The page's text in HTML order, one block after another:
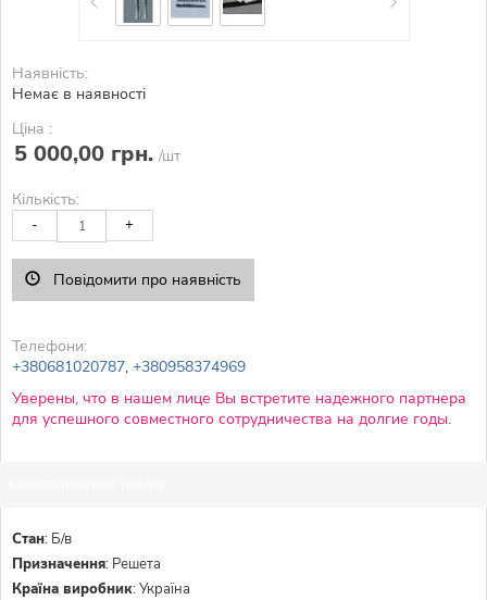
Наявність:
Немає в наявності
Ціна :
5 000,00 грн. /шт
Кількість:
- +
Повідомити про наявність
Телефони:
+380681020787, +380958374969
Уверены, что в нашем лице Вы встретите надежного партнера
для успешного совместного сотрудничества на долгие годы.
Стан: Б/в
Призначення: Решета
Країна виробник:Україна